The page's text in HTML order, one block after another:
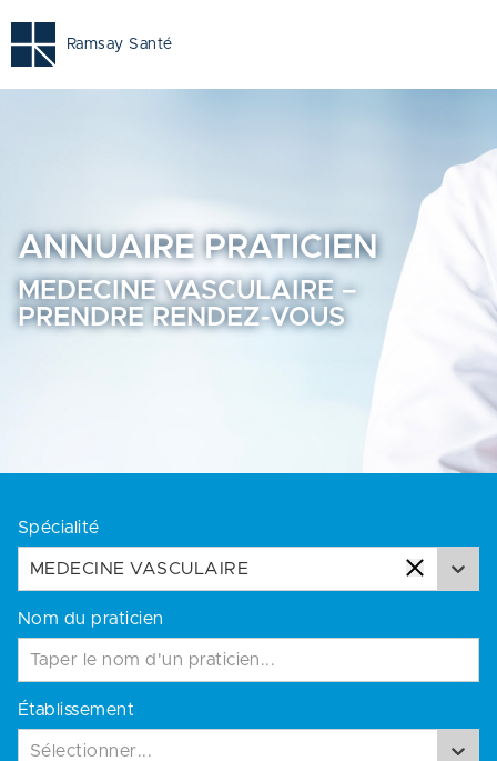
Ramsay Santé
ANNUAIRE PRATICIEN
MEDECINE VASCULAIRE –
PRENDRE RENDEZ-VOUS
Spécialité
MEDECINE VASCULAIRE
Nom du praticien
Établissement
Sélectionner...